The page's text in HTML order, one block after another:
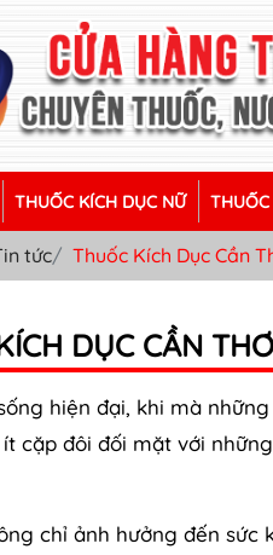
THUỐC KÍCH DỤC NỮ
tức Thuốc Kích Dục Cần
DỤC CẦN THƠ
hiện đại, khi mà
cặp đôi đối mặt với
chỉ ảnh hưởng đến sức